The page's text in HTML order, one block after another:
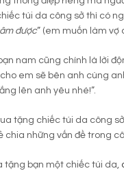
túi da công sở thì có
được” (em muốn làm vợ
nam cũng chính là lời
em sẽ bên anh cùng
lên anh yêu nhé!”.
tặng chiếc túi da công
chia những vấn đề trong
tặng bạn một chiếc túi da,